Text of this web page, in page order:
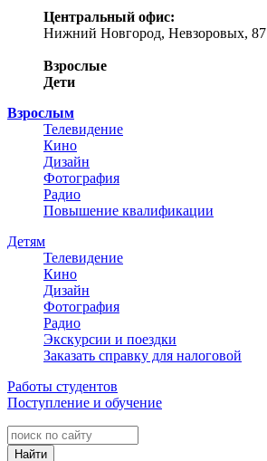
Центральный офис:
Нижний Новгород, Невзоровых, 87
Взрослые
Дети
Взрослым
Телевидение
Кино
Дизайн
Фотография
Радио
Повышение квалификации
Детям
Телевидение
Кино
Дизайн
Фотография
Радио
Экскурсии и поездки
Заказать справку для налоговой
Работы студентов
Поступление и обучение